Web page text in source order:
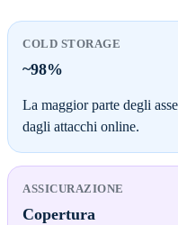
COLD STORAGE
~98%
La maggior parte degli
dagli attacchi online.
ASSICURAZIONE
Copertura